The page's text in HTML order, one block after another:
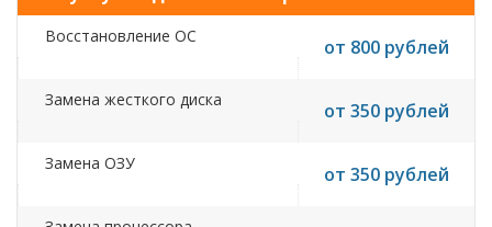
Восстановление ОС от 800 рублей
Замена жесткого диска от 350 рублей
Замена ОЗУ от 350 рублей